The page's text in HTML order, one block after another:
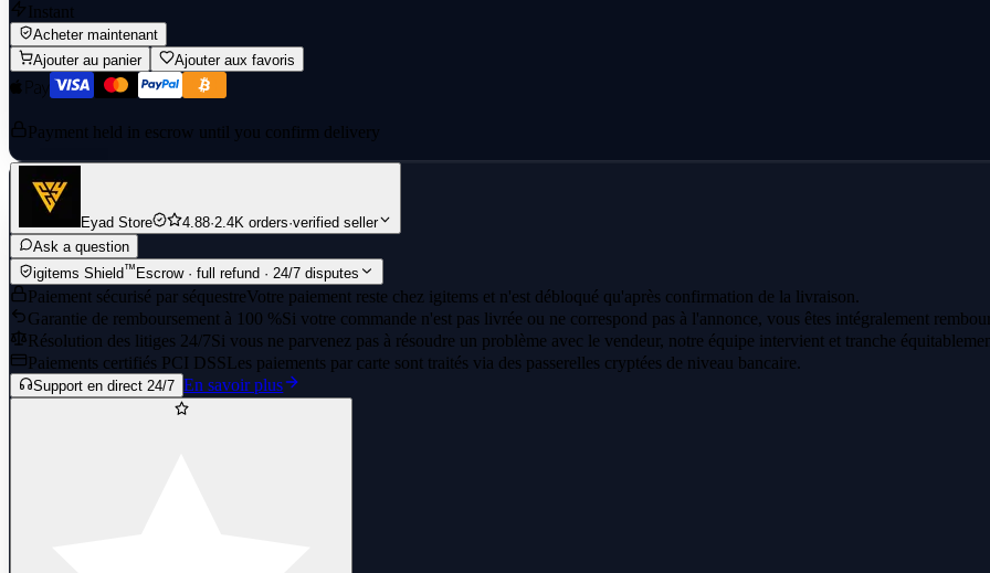
Instant
Acheter maintenant
Ajouter au panier
Ajouter aux favoris
Payment held in escrow until you confirm delivery
Eyad Store 4.88·2.4K orders·verified seller
Ask a question
igitems Shield™ Escrow · full refund · 24/7 disputes
Paiement sécurisé par séquestreVotre paiement reste chez igitems et n'est débloqué qu'après confirmation de la livraison.
Garantie de remboursement à 100 %Si votre commande n'est pas livrée ou ne correspond pas à l'annonce, vous êtes intégralement
Résolution des litiges 24/7Si vous ne parvenez pas à résoudre un problème avec le vendeur, notre équipe intervient et tranche
Paiements certifiés PCI DSSLes paiements par carte sont traités via des passerelles cryptées de niveau bancaire.
Support en direct 24/7 En savoir plus